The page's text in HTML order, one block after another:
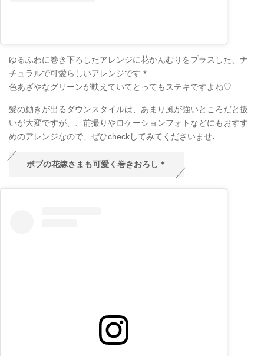
ゆるふわに巻き下ろしたアレンジに花かんむりをプラスした、ナ
チュラルで可愛らしいアレンジです＊
色あざやなグリーンが映えていてとってもステキですよね♡
髪の動きが出るダウンスタイルは、あまり風が強いところだと扱
いが大変ですが、、前撮りやロケーションフォトなどにもおすす
めのアレンジなので、ぜひcheckしてみてくださいませ♩
ボブの花嫁さまも可愛く巻きおろし＊